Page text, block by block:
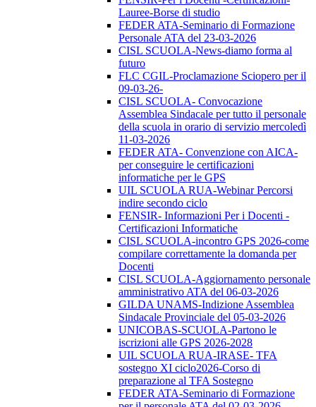
Lauree-Borse di studio
FEDER ATA-Seminario di Formazione
Personale ATA del 23-03-2026
CISL SCUOLA-News-diamo forma al
futuro
FLC CGIL-Proclamazione Sciopero per il
09-03-26-
CISL SCUOLA- Convocazione
Assemblea Sindacale per tutto il personale
della scuola in orario di servizio mercoledì
11-03-2026
FEDER ATA- Convenzione con AICA-
per conseguire le certificazioni
informatiche per le GPS
UIL SCUOLA RUA-Webinar Percorsi
indire secondo ciclo
FENSIR- Informazioni Per i Docenti -
Certificazioni Informatiche
CISL SCUOLA-incontro GPS 2026-come
compilare correttamente la domanda per
Docenti
CISL SCUOLA-Aggiornamento personale
amministrativo ATA del 06-03-2026
GILDA UNAMS-Indizione Assemblea
Sindacale Provinciale del 05-03-2026
UNICOBAS-SCUOLA-Partono le
iscrizioni alle GPS 2026-2028
UIL SCUOLA RUA-IRASE- TFA
sostegno XI ciclo2026-Corso di
preparazione al TFA Sostegno
FEDER ATA-Seminario di Formazione